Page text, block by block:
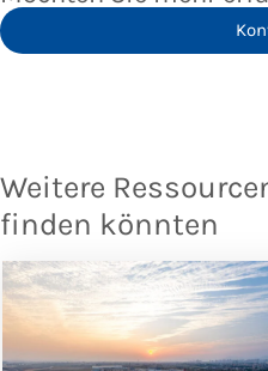
Weitere
finden könnten